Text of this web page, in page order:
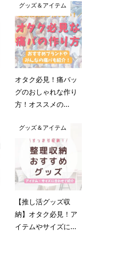
グッズ＆アイテム
オタク必見！痛バッ
グのおしゃれな作り
方！オススメの...
グッズ＆アイテム
【推し活グッズ収
納】オタク必見！ア
イテムやサイズに...